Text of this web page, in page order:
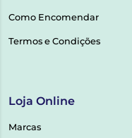
Como Encomendar
Termos e Condições
Loja Online
Marcas